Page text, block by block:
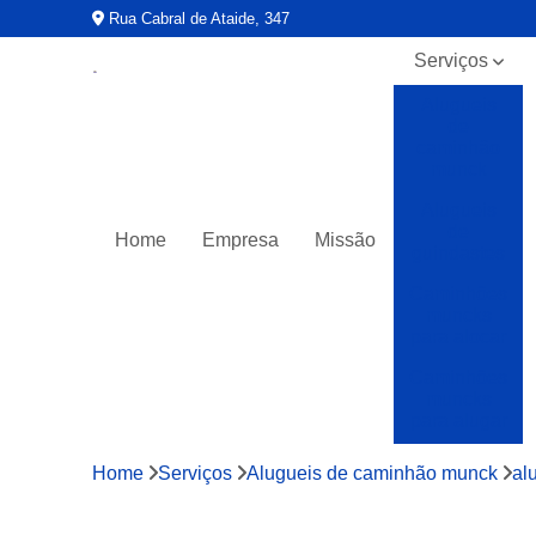
Rua Cabral de Ataide, 347
Home Empresa Missão
Serviços
Caminhões
muncks
Home Serviços Alugueis de caminhão munck